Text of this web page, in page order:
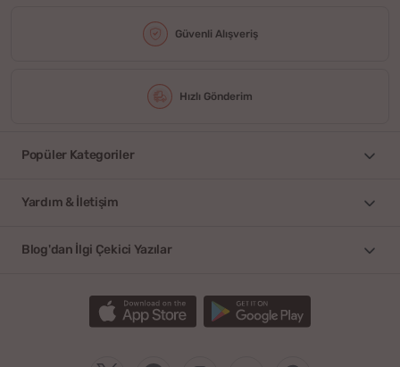
Güvenli Alışveriş
Hızlı Gönderim
Popüler Kategoriler
Yardım & İletişim
Blog'dan İlgi Çekici Yazılar